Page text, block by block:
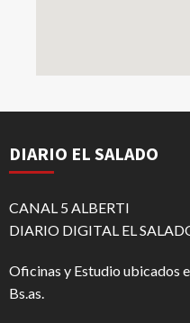
DIARIO EL SALADO
CANAL 5 ALBERTI
DIARIO DIGITAL EL
Oficinas y Estudio ubicados
Bs.as.